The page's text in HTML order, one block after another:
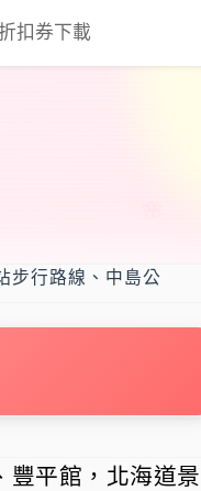
扣券下載
步行路線、中島公
豐平館，北海道